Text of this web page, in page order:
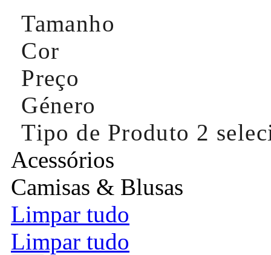
Tamanho
Cor
Preço
Género
Tipo de Produto 2
Acessórios
Camisas & Blusas
Limpar tudo
Limpar tudo